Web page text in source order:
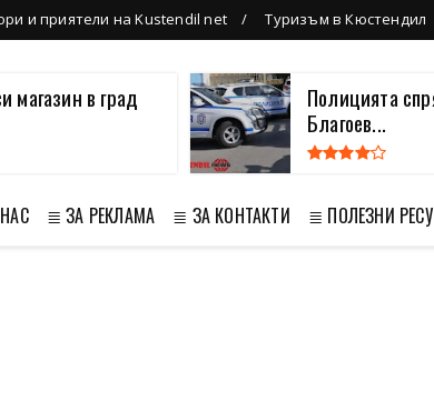
и приятели на Kustendil net Туризъм в Кюстендил
магазин в град
Полицията
Благоев...
≣ ЗА РЕКЛАМА ≣ ЗА КОНТАКТИ ≣ ПОЛЕЗНИ